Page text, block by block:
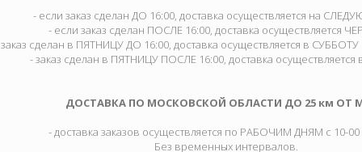
- если заказ сделан ДО 16:00, доставка осуществляется на
- если заказ сделан ПОСЛЕ 16:00, доставка осуществляется
сделан в ПЯТНИЦУ ДО 16:00, доставка осуществляется в
- заказ сделан в ПЯТНИЦУ ПОСЛЕ 16:00, доставка
ДОСТАВКА ПО МОСКОВСКОЙ ОБЛАСТИ ДО 25 км ОТ
- доставка заказов осуществляется по РАБОЧИМ ДНЯМ с 10-00
Без временных интервалов.